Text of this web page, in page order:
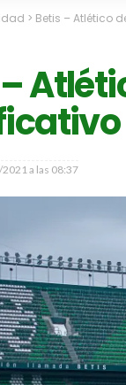
> Betis – Atlético
a las 08:37